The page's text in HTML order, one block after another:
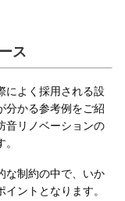
ス
によく採用される設
分かる参考例をご紹
音リノベーションの
な制約の中で、いか
ントとなります。